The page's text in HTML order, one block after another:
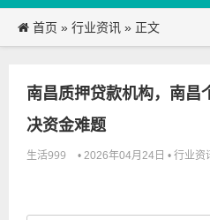
首页 » 行业资讯 » 正文
南昌质押贷款机构，南昌
决资金难题
生活999 • 2026年04月24日 • 行业资